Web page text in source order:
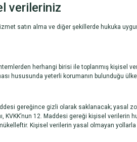
verileriniz
satın alma ve diğer şekillerde hukuka
herhangi birisi ile toplanmış kişisel
hususunda yeterli korumanın bulunduğu
gereğince gizli olarak saklanacak;
KVKK’nun 12. Maddesi gereği kişisel
Kişisel verilerin yasal olmayan